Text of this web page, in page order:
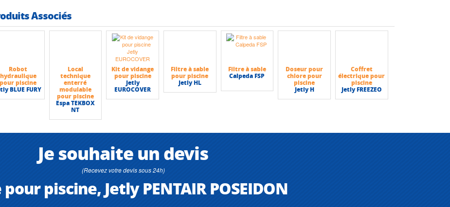
Associés
Robot
hydraulique
pour piscine
BLUE FURY
Local
technique
enterré
modulable
pour piscine
Espa TEKBOX
NT
Kit de vidange
pour piscine
Jetly
EUROCOVER
Filtre à sable
pour piscine
Jetly HL
Filtre à sable
Calpeda FSP
Doseur pour
chlore pour
piscine
Jetly H
Coffret
électrique pour
piscine
Jetly FREEZEO
Je souhaite un devis
(Recevez votre devis sous 24h)
piscine, Jetly PENTAIR POSEIDON